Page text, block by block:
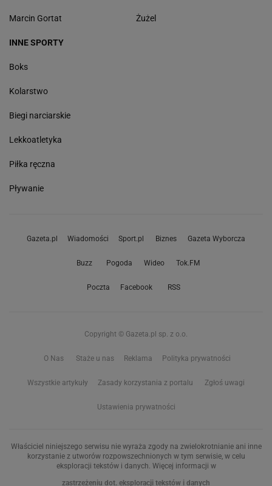
Marcin Gortat Żużel
INNE SPORTY
Boks
Kolarstwo
Biegi narciarskie
Lekkoatletyka
Piłka ręczna
Pływanie
Gazeta.pl Wiadomości Sport.pl Biznes Gazeta Wyborcza
Buzz Pogoda Wideo Tok.FM
Poczta Facebook RSS
Copyright © Gazeta.pl sp. z o.o.
O Nas Staże u nas Reklama Polityka prywatności
Wszystkie artykuły Zasady korzystania z portalu Zgłoś uwagi
Ustawienia prywatności
Właściciel niniejszego serwisu nie wyraża zgody na zwielokrotnianie ani inne
korzystanie z utworów rozpowszechnionych w tym serwisie, w celu
eksploracji tekstów i danych. Więcej informacji w
zastrzeżeniu dot. eksploracji tekstów i danych